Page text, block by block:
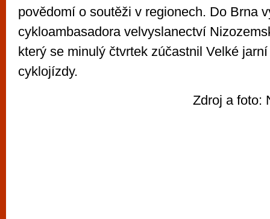
povědomí o soutěži v regionech. Do Brna
cykloambasadora velvyslanectví
který se minulý čtvrtek zúčastnil Velké
cyklojízdy.
Zdroj a foto: